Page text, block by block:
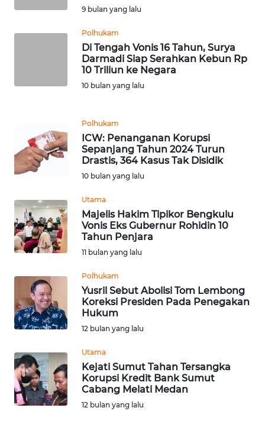
9 bulan yang lalu
Polhukam
Di Tengah Vonis 16 Tahun, Surya
Darmadi Siap Serahkan Kebun Rp
10 Triliun ke Negara
10 bulan yang lalu
Polhukam
ICW: Penanganan Korupsi
Sepanjang Tahun 2024 Turun
Drastis, 364 Kasus Tak Disidik
10 bulan yang lalu
Utama
Majelis Hakim Tipikor Bengkulu
Vonis Eks Gubernur Rohidin 10
Tahun Penjara
11 bulan yang lalu
Polhukam
Yusril Sebut Abolisi Tom Lembong
Koreksi Presiden Pada Penegakan
Hukum
12 bulan yang lalu
Utama
Kejati Sumut Tahan Tersangka
Korupsi Kredit Bank Sumut
Cabang Melati Medan
12 bulan yang lalu
TAPANULI
WN DELI
SERDANG
WN
WN
PAKPAK
KARAWANG
WN
BEKASI
WN
BOGOR
WN